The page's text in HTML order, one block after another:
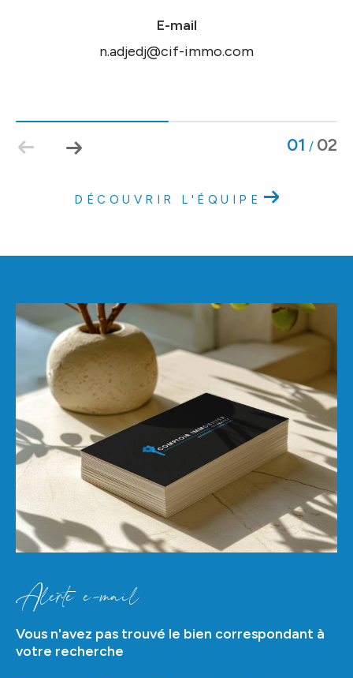
E-mail
n.adjedj@cif-immo.com
01 / 02
DÉCOUVRIR L'ÉQUIPE
Alerte e-mail
Vous n'avez pas trouvé le bien correspondant à
votre recherche